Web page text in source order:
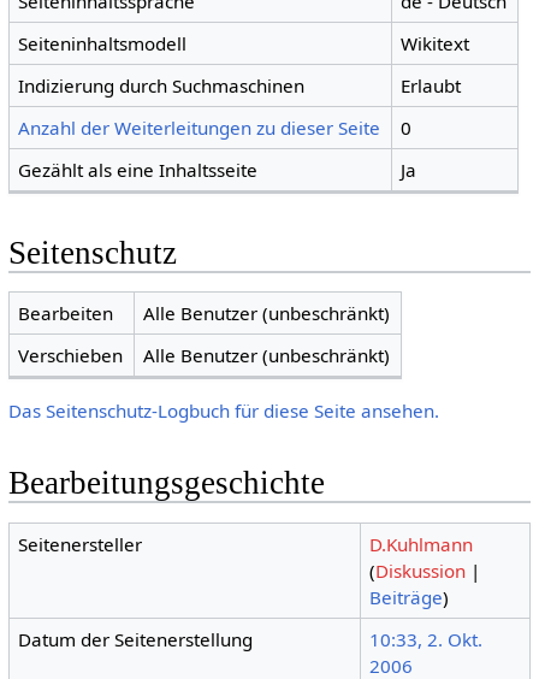
Seiteninhaltsmodell
Wikitext
Indizierung durch Suchmaschinen
Erlaubt
Anzahl der Weiterleitungen zu dieser Seite
0
Gezählt als eine Inhaltsseite
Ja
Seitenschutz
Bearbeiten
Alle Benutzer (unbeschränkt)
Verschieben
Alle Benutzer (unbeschränkt)
Das Seitenschutz-Logbuch für diese Seite ansehen.
Bearbeitungsgeschichte
Seitenersteller
D.Kuhlmann
(Diskussion |
Beiträge)
Datum der Seitenerstellung
10:33, 2. Okt.
2006